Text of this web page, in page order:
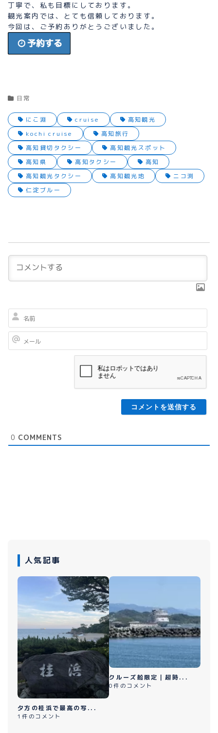
丁寧で、私も目標にしております。
観光案内では、とても信頼しております。
今回は、ご予約ありがとうございました。
日常
にこ淵 cruise
高知観光
kochi cruise
高知旅行
高知貸切タクシー
高知観光スポット
高知県
高知タクシー
高知
高知観光タクシー
高知観光地
ニコ渕
仁淀ブルー
名
前
0 COMMENTS
人気記事
夕方の桂浜で最高の写...
1件のコメント
クルーズ船限定｜超時...
0件のコメント